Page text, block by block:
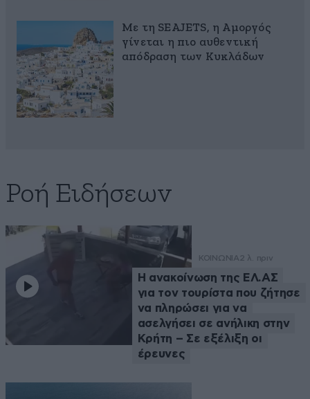
Με τη SEAJETS, η Αμοργός
γίνεται η πιο αυθεντική
απόδραση των Κυκλάδων
Ροή Ειδήσεων
ΚΟΙΝΩΝΙΑ2 λ. πριν
Η ανακοίνωση της ΕΛ.ΑΣ
για τον τουρίστα που ζήτησε
να πληρώσει για να
ασελγήσει σε ανήλικη στην
Κρήτη – Σε εξέλιξη οι
έρευνες